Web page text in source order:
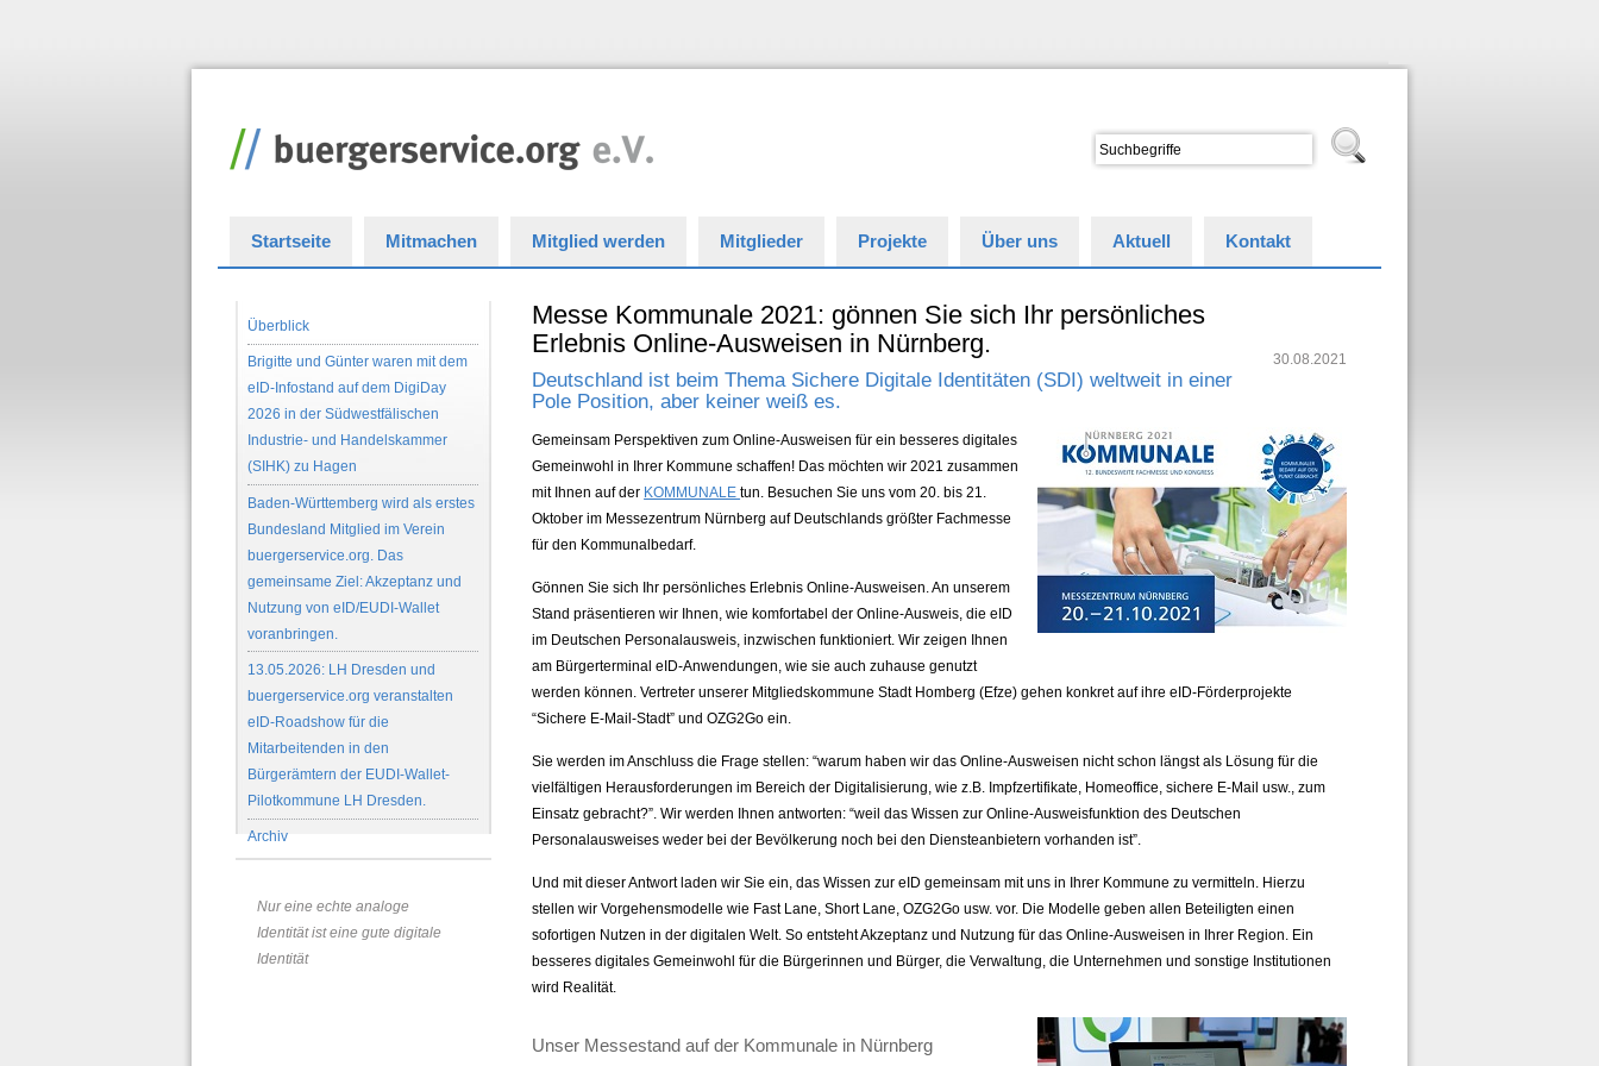
Startseite Mitmachen Mitglied werden Mitglieder Projekte Über uns Aktuell Kontakt
Überblick
Brigitte und Günter waren mit dem
eID-Infostand auf dem DigiDay
2026 in der Südwestfälischen
Industrie- und Handelskammer
(SIHK) zu Hagen
Baden-Württemberg wird als erstes
Bundesland Mitglied im Verein
buergerservice.org. Das
gemeinsame Ziel: Akzeptanz und
Nutzung von eID/EUDI-Wallet
voranbringen.
13.05.2026: LH Dresden und
buergerservice.org veranstalten
eID-Roadshow für die
Mitarbeitenden in den
Bürgerämtern der EUDI-Wallet-
Pilotkommune LH Dresden.
Archiv
Nur eine echte analoge
Identität ist eine gute digitale
Identität
Messe Kommunale 2021: gönnen Sie sich Ihr persönliches
Erlebnis Online-Ausweisen in Nürnberg.
Deutschland ist beim Thema Sichere Digitale Identitäten (SDI) weltweit in einer
Pole Position, aber keiner weiß es.
30.08.2021
Gemeinsam Perspektiven zum Online-Ausweisen für ein besseres digitales
Gemeinwohl in Ihrer Kommune schaffen! Das möchten wir 2021 zusammen
mit Ihnen auf der KOMMUNALEtun. Besuchen Sie uns vom 20. bis 21.
Oktober im Messezentrum Nürnberg auf Deutschlands größter Fachmesse
für den Kommunalbedarf.
Gönnen Sie sich Ihr persönliches Erlebnis Online-Ausweisen. An unserem
Stand präsentieren wir Ihnen, wie komfortabel der Online-Ausweis, die eID
im Deutschen Personalausweis, inzwischen funktioniert. Wir zeigen Ihnen
am Bürgerterminal eID-Anwendungen, wie sie auch zuhause genutzt
werden können. Vertreter unserer Mitgliedskommune Stadt Homberg (Efze) gehen konkret auf ihre eID-Förderprojekte
“Sichere E-Mail-Stadt” und OZG2Go ein.
Sie werden im Anschluss die Frage stellen: “warum haben wir das Online-Ausweisen nicht schon längst als Lösung für die
vielfältigen Herausforderungen im Bereich der Digitalisierung, wie z.B. Impfzertifikate, Homeoffice, sichere E-Mail usw., zum
Einsatz gebracht?”. Wir werden Ihnen antworten: “weil das Wissen zur Online-Ausweisfunktion des Deutschen
Personalausweises weder bei der Bevölkerung noch bei den Diensteanbietern vorhanden ist”.
Und mit dieser Antwort laden wir Sie ein, das Wissen zur eID gemeinsam mit uns in Ihrer Kommune zu vermitteln. Hierzu
stellen wir Vorgehensmodelle wie Fast Lane, Short Lane, OZG2Go usw. vor. Die Modelle geben allen Beteiligten einen
sofortigen Nutzen in der digitalen Welt. So entsteht Akzeptanz und Nutzung für das Online-Ausweisen in Ihrer Region. Ein
besseres digitales Gemeinwohl für die Bürgerinnen und Bürger, die Verwaltung, die Unternehmen und sonstige Institutionen
wird Realität.
Unser Messestand auf der Kommunale in Nürnberg